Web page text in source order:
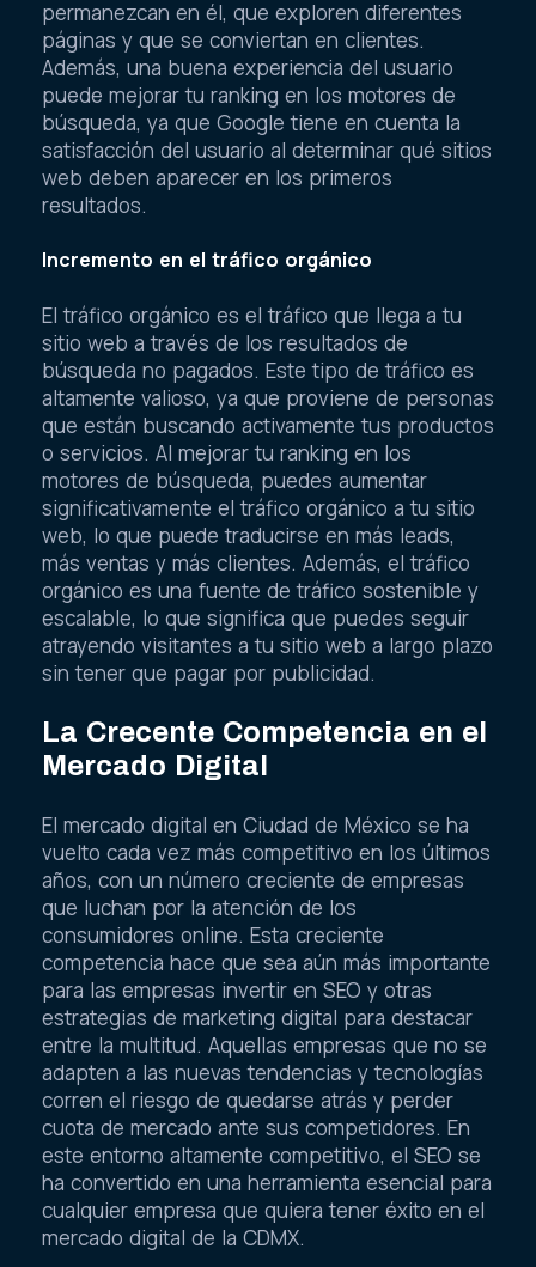
permanezcan en él, que exploren diferentes
páginas y que se conviertan en clientes.
Además, una buena experiencia del usuario
puede mejorar tu ranking en los motores de
búsqueda, ya que Google tiene en cuenta la
satisfacción del usuario al determinar qué sitios
web deben aparecer en los primeros
resultados.
Incremento en el tráfico orgánico
El tráfico orgánico es el tráfico que llega a tu
sitio web a través de los resultados de
búsqueda no pagados. Este tipo de tráfico es
altamente valioso, ya que proviene de personas
que están buscando activamente tus productos
o servicios. Al mejorar tu ranking en los
motores de búsqueda, puedes aumentar
significativamente el tráfico orgánico a tu sitio
web, lo que puede traducirse en más leads,
más ventas y más clientes. Además, el tráfico
orgánico es una fuente de tráfico sostenible y
escalable, lo que significa que puedes seguir
atrayendo visitantes a tu sitio web a largo plazo
sin tener que pagar por publicidad.
La Crecente Competencia en el
Mercado Digital
El mercado digital en Ciudad de México se ha
vuelto cada vez más competitivo en los últimos
años, con un número creciente de empresas
que luchan por la atención de los
consumidores online. Esta creciente
competencia hace que sea aún más importante
para las empresas invertir en SEO y otras
estrategias de marketing digital para destacar
entre la multitud. Aquellas empresas que no se
adapten a las nuevas tendencias y tecnologías
corren el riesgo de quedarse atrás y perder
cuota de mercado ante sus competidores. En
este entorno altamente competitivo, el SEO se
ha convertido en una herramienta esencial para
cualquier empresa que quiera tener éxito en el
mercado digital de la CDMX.